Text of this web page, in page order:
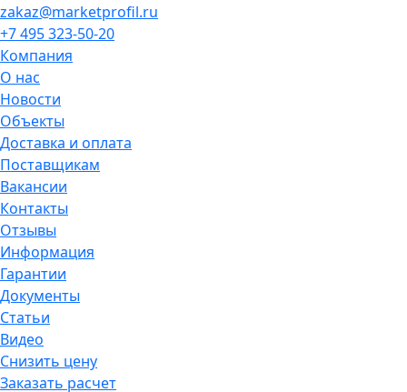
zakaz@marketprofil.ru
+7 495 323-50-20
Компания
О нас
Новости
Объекты
Доставка и оплата
Поставщикам
Вакансии
Контакты
Отзывы
Информация
Гарантии
Документы
Статьи
Видео
Снизить цену
Заказать расчет